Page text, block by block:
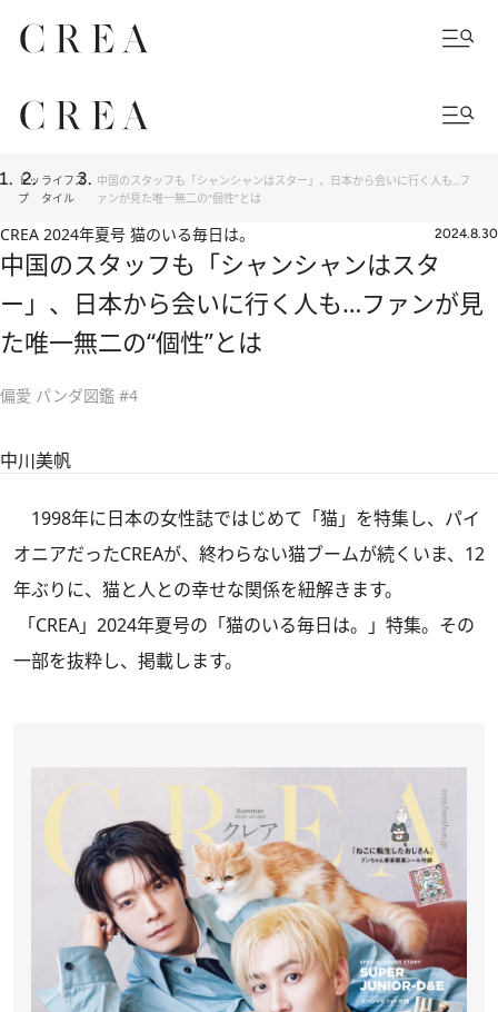
トッ
プ
ライフス
タイル
中国のスタッフも「シャンシャンはスター」、日本から会いに行く人も…フ
ァンが見た唯一無二の“個性”とは
CREA 2024年夏号 猫のいる毎日は。 2024.8.30
中国のスタッフも「シャンシャンはスタ
ー」、日本から会いに行く人も…ファンが見
た唯一無二の“個性”とは
偏愛 パンダ図鑑 #4
中川美帆
1998年に日本の女性誌ではじめて「猫」を特集し、パイ
オニアだったCREAが、終わらない猫ブームが続くいま、12
年ぶりに、猫と人との幸せな関係を紐解きます。
「CREA」2024年夏号の「猫のいる毎日は。」特集。その
一部を抜粋し、掲載します。